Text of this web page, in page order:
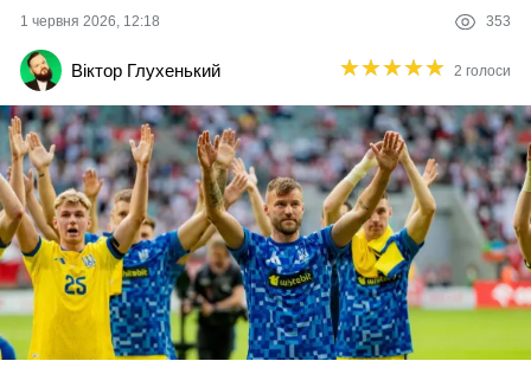
2 ліга
Різне
Букмекери
Казино
1 червня 2026, 12:18 353
Віктор Глухенький ★★★★★
★★★★★ 2 голоси